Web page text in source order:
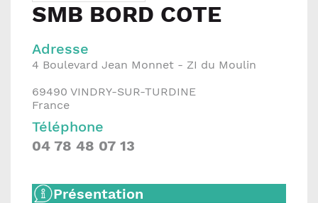
SMB BORD COTE
Adresse
4 Boulevard Jean Monnet - ZI du Moulin
69490 VINDRY-SUR-TURDINE
France
Téléphone
04 78 48 07 13
Présentation